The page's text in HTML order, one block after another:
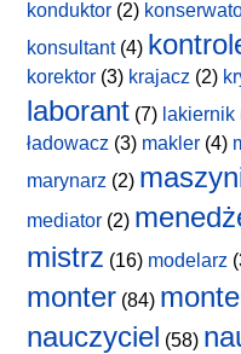
konduktor (2)
konsultant(4)
korektor (3) krajacz (2)
laborant (7) lakiernik
ładowacz (3) makler (4)
marynarz (2)
mediator (2)
mistrz (16) modelarz
monter (84)
nauczyciel (58)